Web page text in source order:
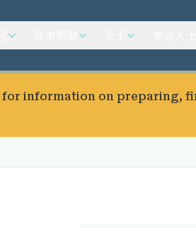
for information on preparing,